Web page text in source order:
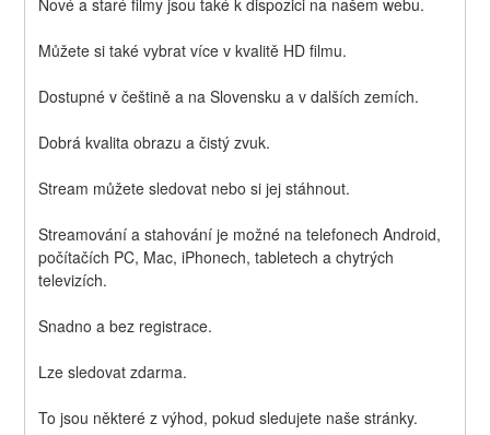
Nové a staré filmy jsou také k dispozici na našem webu.
Můžete si také vybrat více v kvalitě HD filmu.
Dostupné v češtině a na Slovensku a v dalších zemích.
Dobrá kvalita obrazu a čistý zvuk.
Stream můžete sledovat nebo si jej stáhnout.
Streamování a stahování je možné na telefonech Android,
počítačích PC, Mac, iPhonech, tabletech a chytrých
televizích.
Snadno a bez registrace.
Lze sledovat zdarma.
To jsou některé z výhod, pokud sledujete naše stránky.